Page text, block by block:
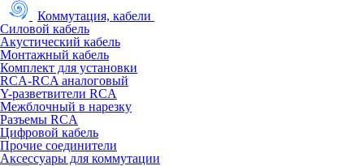
Коммутация, кабели
Силовой кабель
Акустический кабель
Монтажный кабель
Комплект для установки
RCA-RCA аналоговый
Y-разветвители RCA
Межблочный в нарезку
Разъемы RCA
Цифровой кабель
Прочие соединители
Аксессуары для коммутации